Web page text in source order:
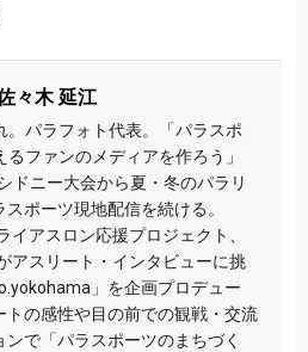
々木 延江
。パラフォト代表。「パラスポ
るファンのメディアを作ろう」
ドニー大会から夏・冬のパラリ
ポーツ現地配信を続ける。
アスロン応援プロジェクト、
アスリート・インタビューに挑
」を企画プロデュー
トの感性や目の前での観戦・交流
で「パラスポーツのまちづく